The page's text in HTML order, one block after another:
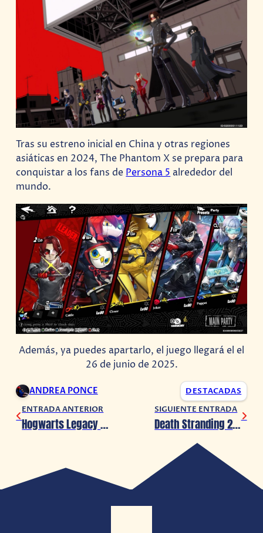
Tras su estreno inicial en China y otras regiones
asiáticas en 2024, The Phantom X se prepara para
conquistar a los fans dePersona 5alrededor del
mundo.
Además, ya puedes apartarlo, el juego llegará el el
26 de junio de 2025.
ANDREA PONCE
DESTACADAS
ENTRADA ANTERIOR
Hogwarts Legacy llega a Nintendo Switch 2 con grandes mejoras
SIGUIENTE ENTRADA
Death Stranding 2 en concierto: la gira mundial que no te puedes perder